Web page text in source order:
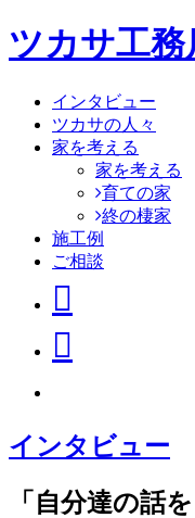
ツカサ工務
インタビュー
ツカサの人々
家を考える
家を考える
育ての家
終の棲家
施工例
ご相談
インタビュー
「自分達の話